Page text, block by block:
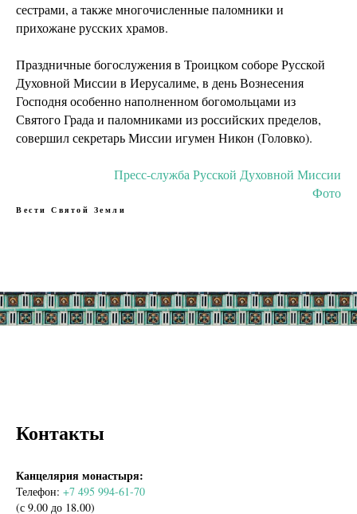
сестрами, а также многочисленные паломники и
прихожане русских храмов.
Праздничные богослужения в Троицком соборе Русской
Духовной Миссии в Иерусалиме, в день Вознесения
Господня особенно наполненном богомольцами из
Святого Града и паломниками из российских пределов,
совершил секретарь Миссии игумен Никон (Головко).
Пресс-служба Русской Духовной Миссии
Фото
Вести Святой Земли
Контакты
Канцелярия монастыря:
Телефон: +7 495 994-61-70
(с 9.00 до 18.00)